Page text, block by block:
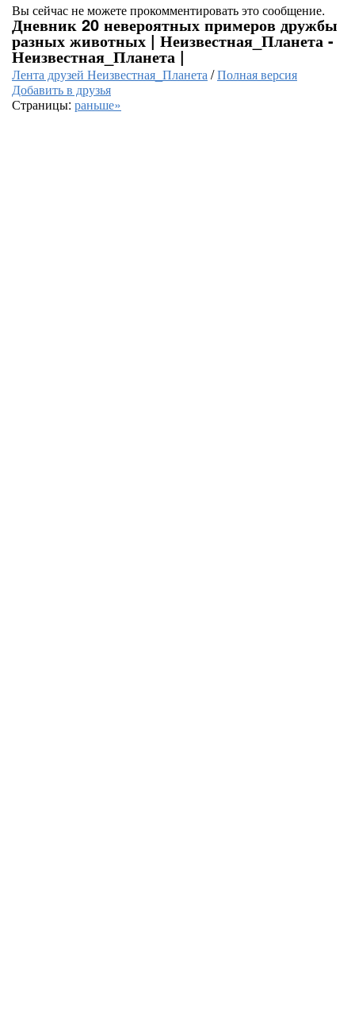
Вы сейчас не можете прокомментировать это сообщение.
Дневник 20 невероятных примеров дружбы
разных животных | Неизвестная_Планета -
Неизвестная_Планета |
Лента друзей Неизвестная_Планета/Полная версия
Добавить в друзья
Страницы: раньше»